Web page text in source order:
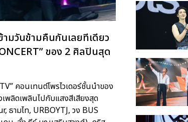
มวันข้ามคืนกันเลยทีเดียว
ของ 2 ศิลปินสุด
คอนเทนต์โพรไวเดอร์ชั้นนำของ
พลิดเพลินไปกับแสงสีเสียงสุด
ามไท, URBOYTJ, วง BUS